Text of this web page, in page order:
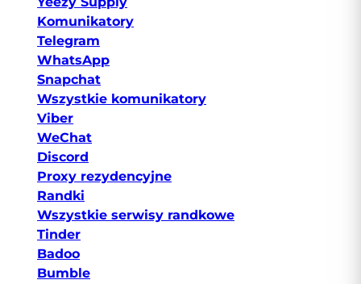
Komunikatory
Telegram
WhatsApp
Snapchat
Wszystkie komunikatory
Viber
WeChat
Discord
Proxy rezydencyjne
Randki
Wszystkie serwisy randkowe
Tinder
Badoo
Bumble